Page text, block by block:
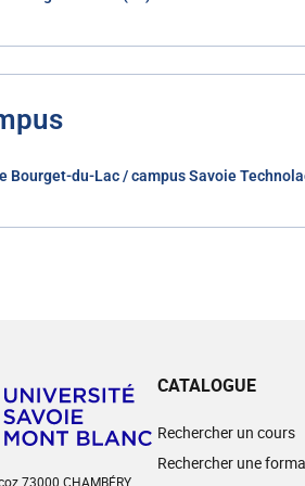
Bourget-du-Lac / campus Savoie
73000 CHAMBÉRY
CATALOGUE
Rechercher un cours
Rechercher une